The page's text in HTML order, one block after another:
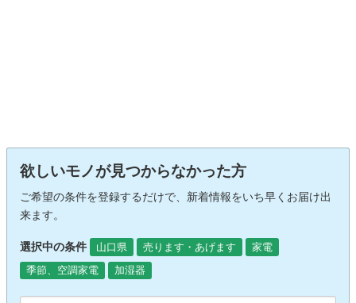
欲しいモノが見つからなかった方
ご希望の条件を登録するだけで、新着情報をいち早くお届け出
来ます。
選択中の条件 山口県 売ります・あげます
家電
季節、空調家電
加湿器